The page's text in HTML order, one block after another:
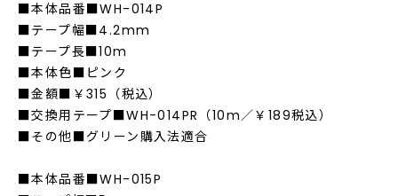
■本体品番■WH-014P
■テープ幅■4.2mm
■テープ長■10m
■本体色■ピンク
■金額■￥315（税込）
■交換用テープ■WH-014PR（10m／￥189税込）
■その他■グリーン購入法適合
■本体品番■WH-015P